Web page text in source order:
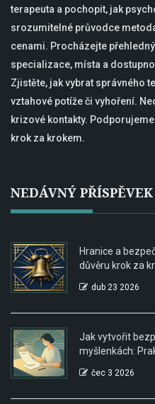
terapeuta a pochopit, jak
srozumitelné průvodce
cenami. Procházejte
specializace, místa a
Zjistěte, jak vybrat správného
vztahové potíže či vyhoření.
krizové kontakty.
krok za krokem.
NEDÁVNÝ PŘÍSPĚVEK
Hranice a
důvěru krok za
dub 23 2026
Jak vytvořit
myšlenkách:
čec 3 2026